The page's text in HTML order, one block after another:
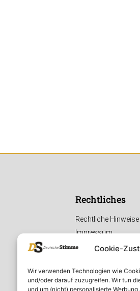
Cookie-
Wir verwenden Technologien wie
und/oder darauf zuzugreifen. Wir tun
und um (nicht) personalisierte
Rechtliches
Rechtliche Hinweise
Impressum